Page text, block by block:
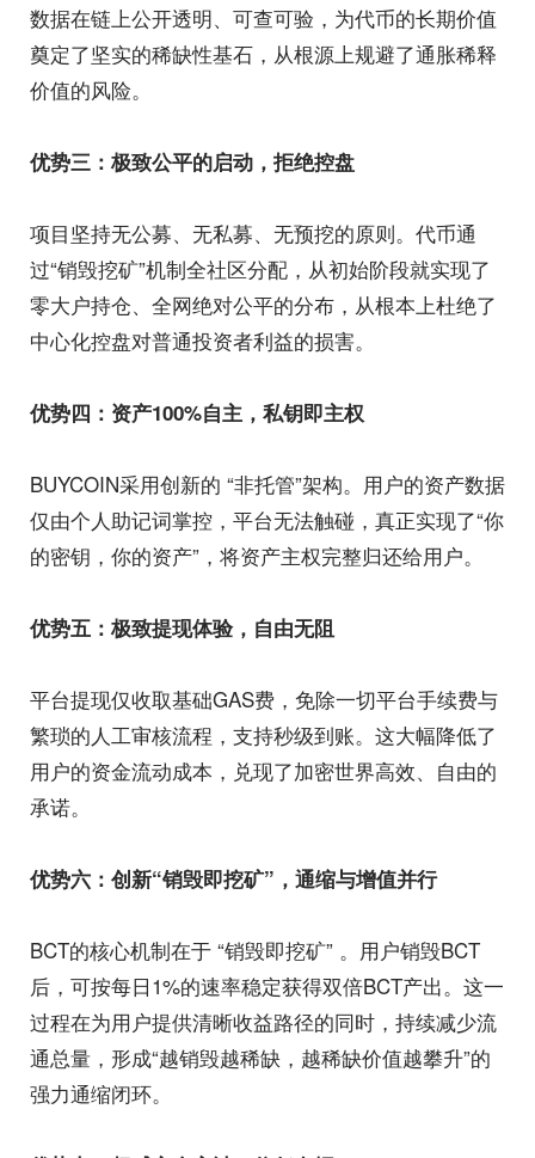
数据在链上公开透明、可查可验，为代币的长期价值
奠定了坚实的稀缺性基石，从根源上规避了通胀稀释
价值的风险。
优势三：极致公平的启动，拒绝控盘
项目坚持无公募、无私募、无预挖的原则。代币通
过“销毁挖矿”机制全社区分配，从初始阶段就实现了
零大户持仓、全网绝对公平的分布，从根本上杜绝了
中心化控盘对普通投资者利益的损害。
优势四：资产100%自主，私钥即主权
BUYCOIN采用创新的 “非托管”架构。用户的资产数据
仅由个人助记词掌控，平台无法触碰，真正实现了“你
的密钥，你的资产”，将资产主权完整归还给用户。
优势五：极致提现体验，自由无阻
平台提现仅收取基础GAS费，免除一切平台手续费与
繁琐的人工审核流程，支持秒级到账。这大幅降低了
用户的资金流动成本，兑现了加密世界高效、自由的
承诺。
优势六：创新“销毁即挖矿”，通缩与增值并行
BCT的核心机制在于 “销毁即挖矿” 。用户销毁BCT
后，可按每日1%的速率稳定获得双倍BCT产出。这一
过程在为用户提供清晰收益路径的同时，持续减少流
通总量，形成“越销毁越稀缺，越稀缺价值越攀升”的
强力通缩闭环。